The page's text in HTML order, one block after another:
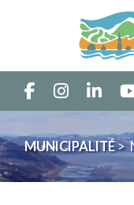
MUNICIPALITÉ>